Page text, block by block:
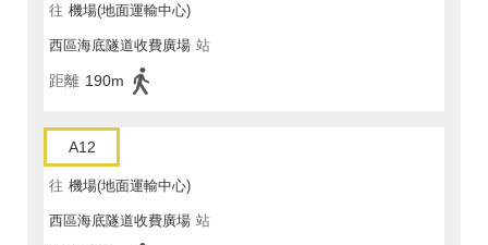
往 機場(地面運輸中心)
西區海底隧道收費廣場 站
距離 190m
A12
往 機場(地面運輸中心)
西區海底隧道收費廣場 站